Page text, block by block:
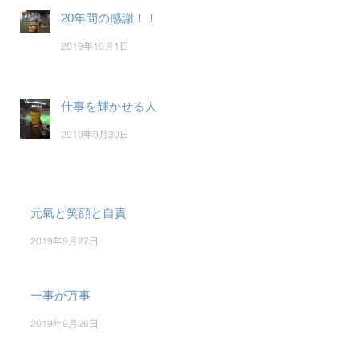
20年間の感謝！！
2019年10月1日
仕事を輝かせる人
2019年9月30日
元氣と笑顔と自責
2019年9月27日
一事が万事
2019年9月26日